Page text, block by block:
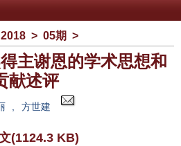
2018 > 05期 >
主谢恩的学术思想和
献述评
方世建
(1124.3 KB)